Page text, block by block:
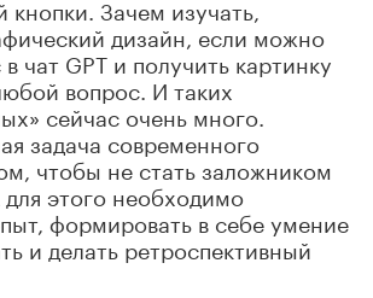
кнопки. Зачем изучать,
дизайн, если можно
чат GPT и получить картинку
вопрос. И таких
сейчас очень много.
задача современного
чтобы не стать заложником
этого необходимо
формировать в себе умение
и делать ретроспективный